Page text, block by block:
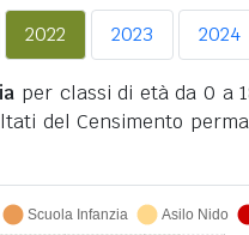
2022 2023 2024
per classi di età da 0 a
del Censimento